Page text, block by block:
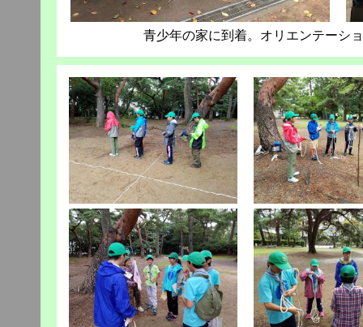
青少年の家に到着。オリエンテーシ